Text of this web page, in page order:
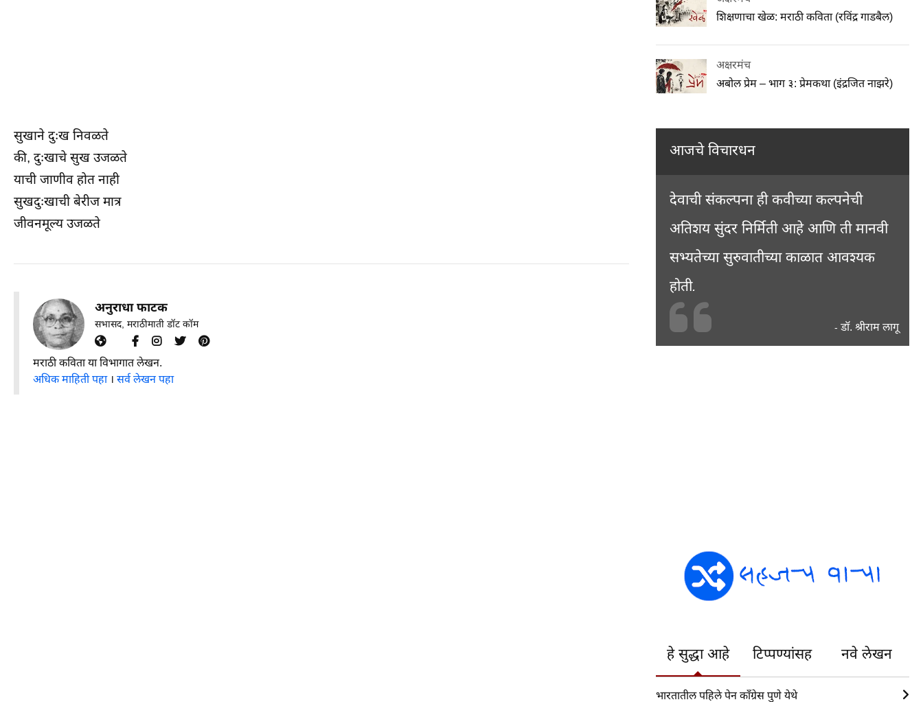
सुखाने दुःख निवळते
की, दुःखाचे सुख उजळते
याची जाणीव होत नाही
सुखदुःखाची बेरीज मात्र
जीवनमूल्य उजळते
अनुराधा फाटक
सभासद, मराठीमाती डॉट कॉम
मराठी कविता या विभागात लेखन.
अधिक माहिती पहा। सर्व लेखन पहा
शिक्षणाचा खेळ: मराठी कविता (रविंद्र गाडबैल)
अक्षरमंच
अबोल प्रेम – भाग ३: प्रेमकथा (इंद्रजित नाझरे)
आजचे विचारधन
देवाची संकल्पना ही कवीच्या कल्पनेची
अतिशय सुंदर निर्मिती आहे आणि ती मानवी
सभ्यतेच्या सुरुवातीच्या काळात आवश्यक
होती.
- डॉ. श्रीराम लागू
हे सुद्धा आहे टिप्पण्यांसह नवे लेखन
भारतातील पहिले पेन काँग्रेस पुणे येथे